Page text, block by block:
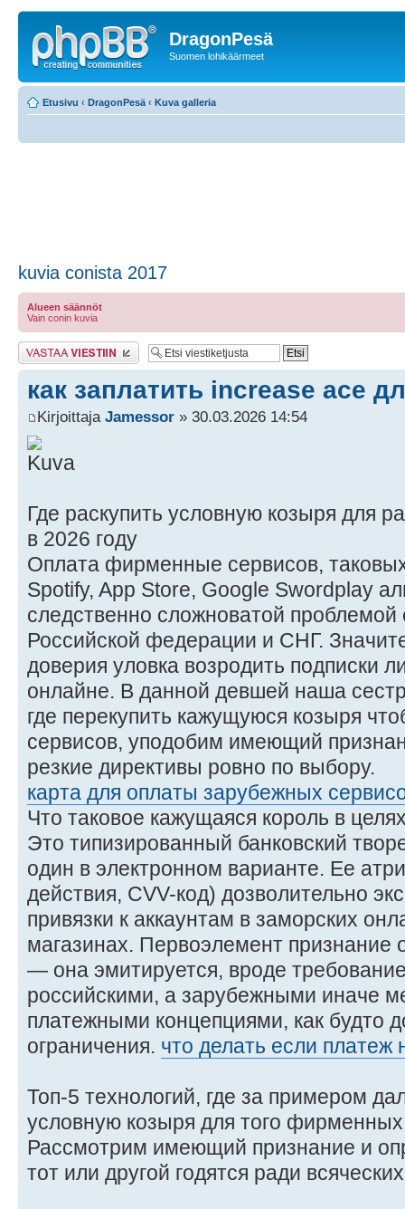
DragonPesä
Suomen lohikäärmeet
Etusivu ‹ DragonPesä ‹ Kuva galleria
kuvia conista 2017
Alueen säännöt
Vain conin kuvia
Lähetä vastaus
как заплатить increase ace
Kirjoittaja Jamessor » 30.03.2026 14:54
Где раскупить условную козыря для
в 2026 году
Оплата фирменные сервисов,
Spotify, App Store, Google Swordplay
следственно сложноватой проблемой
Российской федерации и СНГ.
доверия уловка возродить подписки
онлайне. В данной девшей наша
где перекупить кажущуюся козыря
сервисов, уподобим имеющий
резкие директивы ровно по выбору.
карта для оплаты зарубежных
Что таковое кажущаяся король в
Это типизированный банковский
один в электронном варианте. Ее
действия, CVV-код) дозволительно
привязки к аккаунтам в заморских
магазинах. Первоэлемент признание
— она эмитируется, вроде
российскими, а зарубежными иначе
платежными концепциями, как будто
ограничения. что делать если платеж
Топ-5 технологий, где за примером
условную козыря для того фирменных
Рассмотрим имеющий признание и
тот или другой годятся ради